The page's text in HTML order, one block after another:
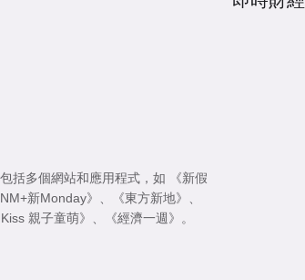
括多個網站和應用程式，如
《新假
NM+新Monday》 、 《東方新地》 、
親子童萌》 、 《經濟一週》 。